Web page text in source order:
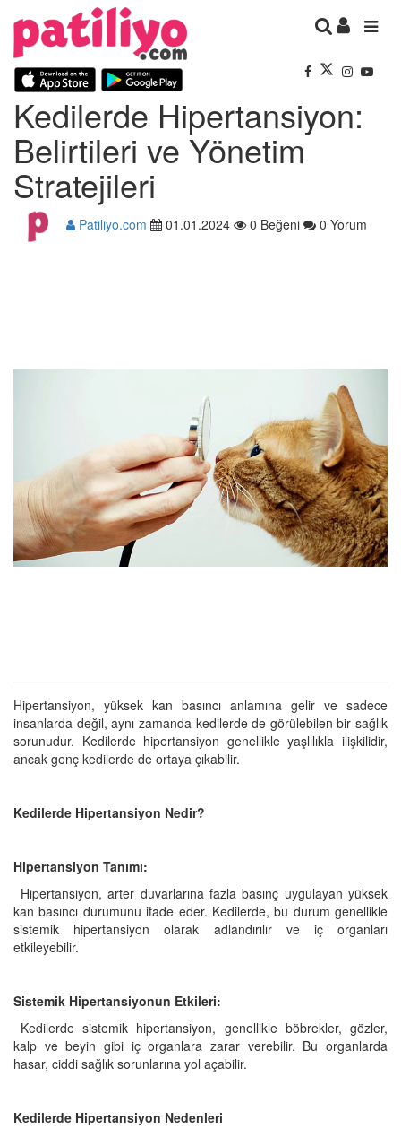
Kedilerde Hipertansiyon:
Belirtileri ve Yönetim
Stratejileri
Patiliyo.com 01.01.2024 0 Beğeni 0 Yorum
Hipertansiyon, yüksek kan basıncı anlamına gelir ve sadece
insanlarda değil, aynı zamanda kedilerde de görülebilen bir sağlık
sorunudur. Kedilerde hipertansiyon genellikle yaşlılıkla ilişkilidir,
ancak genç kedilerde de ortaya çıkabilir.
Kedilerde Hipertansiyon Nedir?
Hipertansiyon Tanımı:
Hipertansiyon, arter duvarlarına fazla basınç uygulayan yüksek
kan basıncı durumunu ifade eder. Kedilerde, bu durum genellikle
sistemik hipertansiyon olarak adlandırılır ve iç organları
etkileyebilir.
Sistemik Hipertansiyonun Etkileri:
Kedilerde sistemik hipertansiyon, genellikle böbrekler, gözler,
kalp ve beyin gibi iç organlara zarar verebilir. Bu organlarda
hasar, ciddi sağlık sorunlarına yol açabilir.
Kedilerde Hipertansiyon Nedenleri